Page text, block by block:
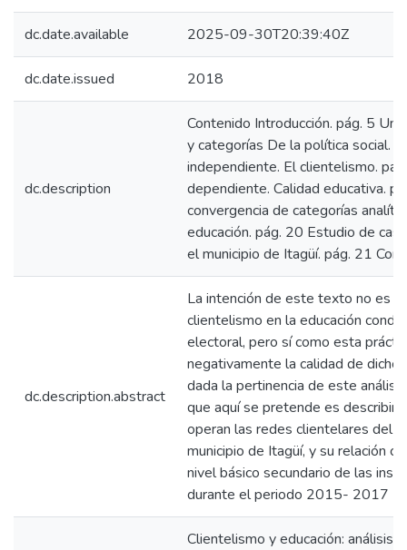
dc.date.available 2025-09-30T20:39:40Z
dc.date.issued 2018
dc.description
Contenido Introducción. pág. 5
y categorías De la política social.
independiente. El clientelismo.
dependiente. Calidad educativa.
convergencia de categorías
educación. pág. 20 Estudio de
el municipio de Itagüí. pág. 21
dc.description.abstract
La intención de este texto no es
clientelismo en la educación
electoral, pero sí como esta
negativamente la calidad de
dada la pertinencia de este
que aquí se pretende es describir
operan las redes clientelares del
municipio de Itagüí, y su relación
nivel básico secundario de las
durante el periodo 2015- 2017
Clientelismo y educación: análisis